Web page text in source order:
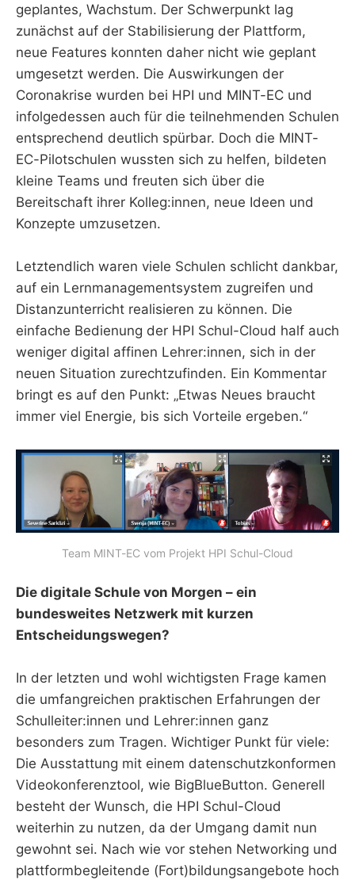
geplantes, Wachstum. Der Schwerpunkt lag
zunächst auf der Stabilisierung der Plattform,
neue Features konnten daher nicht wie geplant
umgesetzt werden. Die Auswirkungen der
Coronakrise wurden bei HPI und MINT-EC und
infolgedessen auch für die teilnehmenden Schulen
entsprechend deutlich spürbar. Doch die MINT-
EC-Pilotschulen wussten sich zu helfen, bildeten
kleine Teams und freuten sich über die
Bereitschaft ihrer Kolleg:innen, neue Ideen und
Konzepte umzusetzen.
Letztendlich waren viele Schulen schlicht dankbar,
auf ein Lernmanagementsystem zugreifen und
Distanzunterricht realisieren zu können. Die
einfache Bedienung der HPI Schul-Cloud half auch
weniger digital affinen Lehrer:innen, sich in der
neuen Situation zurechtzufinden. Ein Kommentar
bringt es auf den Punkt: „Etwas Neues braucht
immer viel Energie, bis sich Vorteile ergeben.“
Team MINT-EC vom Projekt HPI Schul-Cloud
Die digitale Schule von Morgen – ein
bundesweites Netzwerk mit kurzen
Entscheidungswegen?
In der letzten und wohl wichtigsten Frage kamen
die umfangreichen praktischen Erfahrungen der
Schulleiter:innen und Lehrer:innen ganz
besonders zum Tragen. Wichtiger Punkt für viele:
Die Ausstattung mit einem datenschutzkonformen
Videokonferenztool, wie BigBlueButton. Generell
besteht der Wunsch, die HPI Schul-Cloud
weiterhin zu nutzen, da der Umgang damit nun
gewohnt sei. Nach wie vor stehen Networking und
plattformbegleitende (Fort)bildungsangebote hoch